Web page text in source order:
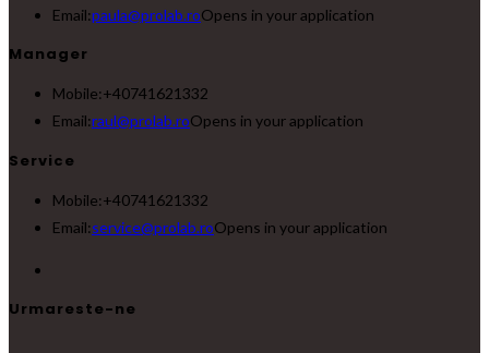
Email:paula@prolab.roOpens in your application
Manager
Mobile:+40741621332
Email:raul@prolab.roOpens in your application
Service
Mobile:+40741621332
Email:service@prolab.roOpens in your application
Urmareste-ne